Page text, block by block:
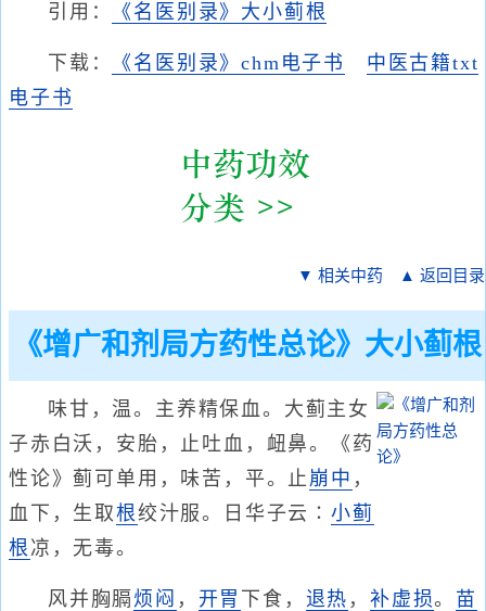
引用： 《名医别录》大小蓟根
下载： 《名医别录》chm电子书
中医古籍txt
电子书
▼ 相关中药 ▲ 返回目录
《增广和剂局方药性总论》大小蓟根
味甘，温。主养精保血。大蓟主女
子赤白沃，安胎，止吐血，衄鼻。《药
性论》蓟可单用，味苦，平。止 崩中 ，
血下，生取根绞汁服。日华子云∶小蓟
根 凉，无毒。
风并胸膈 烦闷 ， 开胃 下食， 退热 ，补虚损。 苗